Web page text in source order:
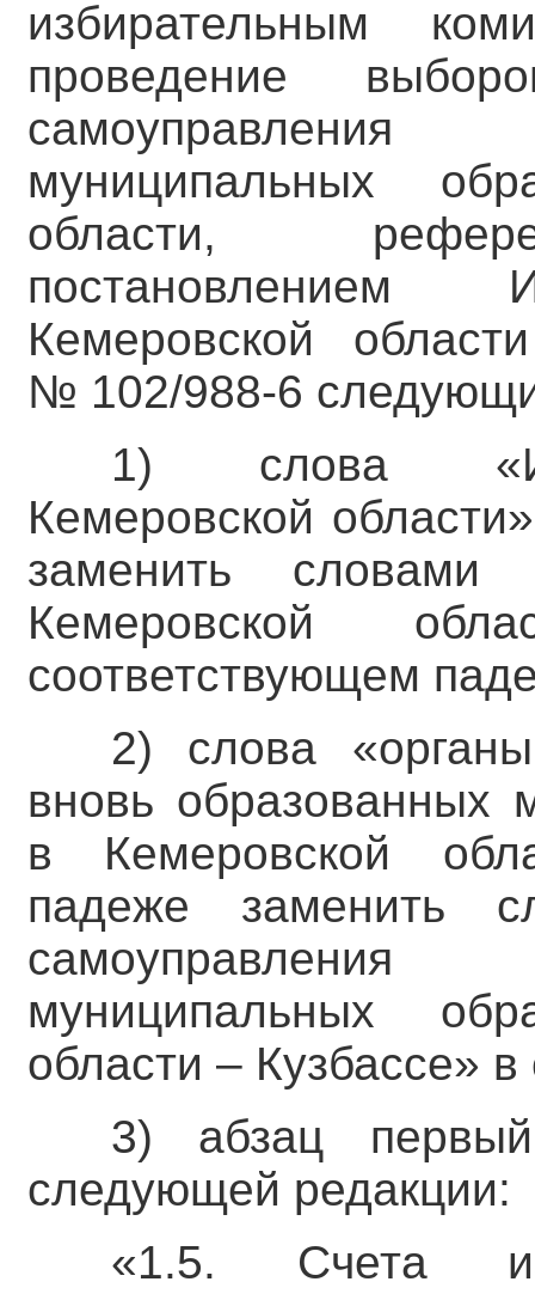
избирательным
проведение
муниципальных
области,
постановлением
Кемеровской
№ 102/988-6
1) слова
Кемеровской
заменить словами
Кемеровской
соответствующем
2) слова
вновь образованных
в Кемеровской
падеже заменить
муниципальных
области – Кузбассе»
3) абзац
следующей редакции:
«1.5. Счета